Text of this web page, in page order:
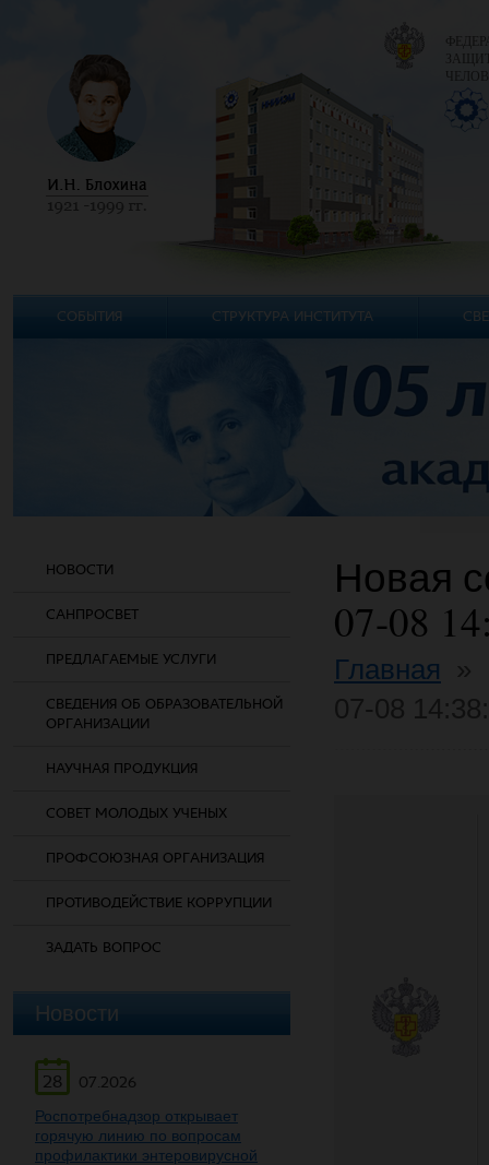
НОВОСТИ
САНПРОСВЕТ
ПРЕДЛАГАЕМЫЕ УСЛУГИ
СВЕДЕНИЯ ОБ ОБРАЗОВАТЕЛЬНОЙ
ОРГАНИЗАЦИИ
НАУЧНАЯ ПРОДУКЦИЯ
СОВЕТ МОЛОДЫХ УЧЕНЫХ
ПРОФСОЮЗНАЯ ОРГАНИЗАЦИЯ
ПРОТИВОДЕЙСТВИЕ КОРРУПЦИИ
ЗАДАТЬ ВОПРОС
Новости
28
07.2026
Роспотребнадзор открывает
горячую линию по вопросам
профилактики энтеровирусной
Новая
07-08
Главная
СОБЫТИЯ СТРУКТУРА ИНСТИТУТА